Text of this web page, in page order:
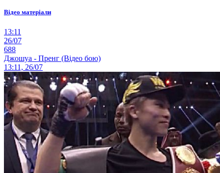
Відео матеріали
13:11
26/07
688
Джошуа - Пренг (Відео бою)
13:11, 26/07